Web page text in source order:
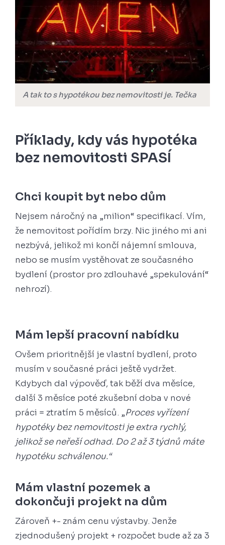
A tak to s hypotékou bez nemovitosti je. Tečka
Příklady, kdy vás hypotéka
bez nemovitosti SPASÍ
Chci koupit byt nebo dům
Nejsem náročný na „milion“ specifikací. Vím,
že nemovitost pořídím brzy. Nic jiného mi ani
nezbývá, jelikož mi končí nájemní smlouva,
nebo se musím vystěhovat ze současného
bydlení (prostor pro zdlouhavé „spekulování“
nehrozí).
Mám lepší pracovní nabídku
Ovšem prioritnější je vlastní bydlení, proto
musím v současné práci ještě vydržet.
Kdybych dal výpověď, tak běží dva měsíce,
další 3 měsíce poté zkušební doba v nové
práci = ztratím 5 měsíců. „Proces vyřízení
hypotéky bez nemovitosti je extra rychlý,
jelikož se neřeší odhad. Do 2 až 3 týdnů máte
hypotéku schválenou.“
Mám vlastní pozemek a
dokončuji projekt na dům
Zároveň +- znám cenu výstavby. Jenže
zjednodušený projekt + rozpočet bude až za 3